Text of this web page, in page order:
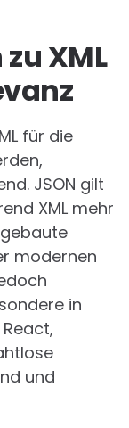
XML
für die
JSON gilt
XML mehr
modernen
in
und